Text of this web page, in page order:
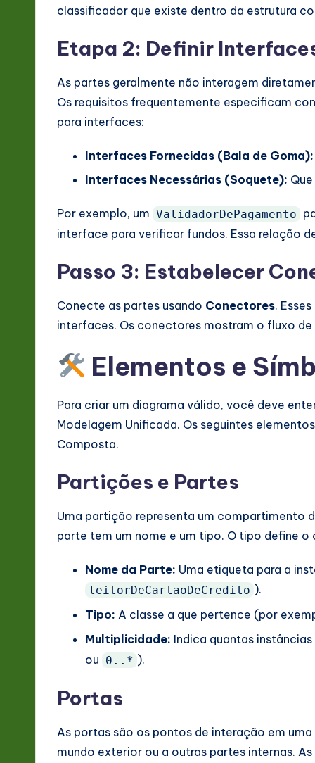
classificador que existe dentro da estrutura
Etapa 2: Definir
As partes geralmente não interagem
Os requisitos frequentemente especificam
para interfaces:
Interfaces Fornecidas (Bala de Goma):
Interfaces Necessárias (Soquete):
Por exemplo, um ValidadorDePagamento
interface para verificar fundos. Essa relação
Passo 3: Estabelecer
Conecte as partes usando Conectores.
interfaces. Os conectores mostram o fluxo
Elementos e
Para criar um diagrama válido, você deve
Modelagem Unificada. Os seguintes
Composta.
Partições e Partes
Uma partição representa um compartimento
parte tem um nome e um tipo. O tipo define
Nome da Parte: Uma etiqueta para a
leitorDeCartaoDeCredito ).
Tipo: A classe a que pertence (por
Multiplicidade: Indica quantas
ou 0..* ).
Portas
As portas são os pontos de interação em
mundo exterior ou a outras partes internas.